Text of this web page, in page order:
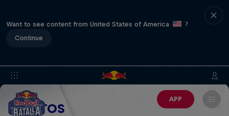
Want to see content from United States of America
?
Continue
APP
EVENTOS